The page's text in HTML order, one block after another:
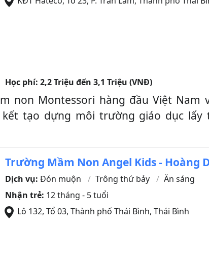
Học phí: 2,2 Triệu đến 3,1 Triệu (VNĐ)
non Montessori hàng đầu Việt
kết tạo dựng môi trường giáo dục
Trường Mầm Non Angel Kids - Hoàng
Dịch vụ: Đón muộn Trông thứ bảy
Ăn sáng
Nhận trẻ: 12 tháng - 5 tuổi
Lô 132, Tổ 03, Thành phố Thái Bình, Thái Bình